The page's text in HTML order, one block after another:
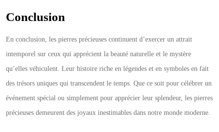
Conclusion
En conclusion, les pierres précieuses continuent d’exercer un attrait
intemporel sur ceux qui apprécient la beauté naturelle et le mystère
qu’elles véhiculent. Leur histoire riche en légendes et en symboles en fait
des trésors uniques qui transcendent le temps. Que ce soit pour célébrer un
événement spécial ou simplement pour apprécier leur splendeur, les pierres
précieuses demeurent des joyaux inestimables dans notre monde moderne.